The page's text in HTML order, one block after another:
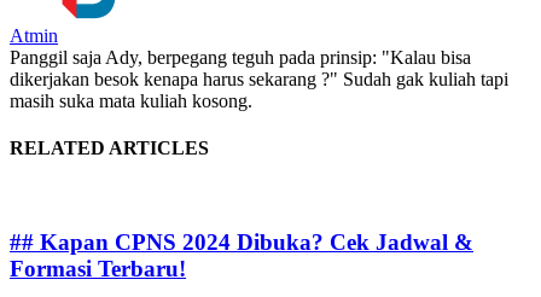
Atmin
Panggil saja Ady, berpegang teguh pada prinsip: "Kalau bisa
dikerjakan besok kenapa harus sekarang ?" Sudah gak kuliah tapi
masih suka mata kuliah kosong.
RELATED ARTICLES
## Kapan CPNS 2024 Dibuka? Cek Jadwal &
Formasi Terbaru!